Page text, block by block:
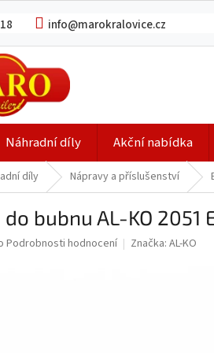
info@marokralovice.cz
Náhradní díly Akční nabídka
díly Nápravy a příslušenství
bubnu AL-KO 2051
Podrobnosti hodnocení Značka: AL-KO